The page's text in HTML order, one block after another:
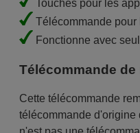
Touches pour les
Télécommande
Fonctionne avec
Télécommande
Cette télécommande
télécommande d'origine